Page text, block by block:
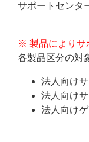
サポートセンタ
※ 製品によりサ
各製品区分の対
法人向け
法人向け
法人向け